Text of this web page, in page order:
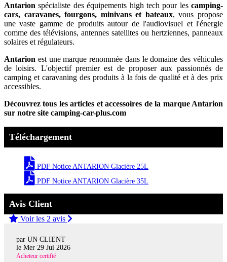
Antarion spécialiste des équipements high tech pour les camping-
cars, caravanes, fourgons, minivans et bateaux, vous propose
une vaste gamme de produits autour de l'audiovisuel et l'énergie
comme des télévisions, antennes satellites ou hertziennes, panneaux
solaires et régulateurs.
Antarion est une marque renommée dans le domaine des véhicules
de loisirs. L'objectif premier est de proposer aux passionnés de
camping et caravaning des produits à la fois de qualité et à des prix
accessibles.
Découvrez tous les articles et accessoires de la marque Antarion
sur notre site camping-car-plus.com
Téléchargement
PDF Notice ANTARION Glacière 25L
PDF Notice ANTARION Glacière 35L
Avis Client
Voir les 2 avis
par UN CLIENT
le Mer 29 Jui 2026
Acheteur certifié